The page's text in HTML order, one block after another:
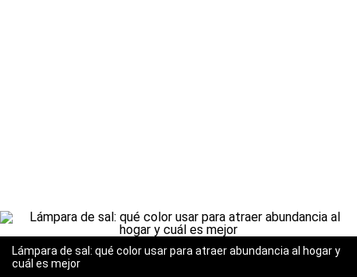
Lámpara de sal: qué color usar para atraer abundancia al hogar y
cuál es mejor